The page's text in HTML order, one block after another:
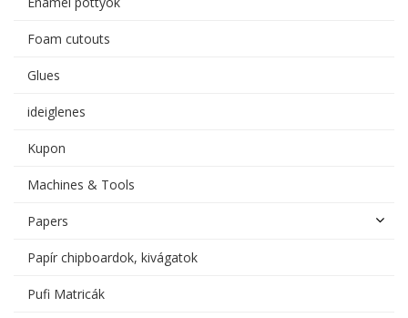
Foam cutouts
Glues
ideiglenes
Kupon
Machines & Tools
Papers
Papír chipboardok, kivágatok
Pufi Matricák